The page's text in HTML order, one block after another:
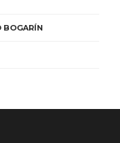
BOGARÍN